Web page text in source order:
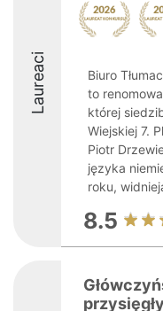
Laureaci
Biuro
to
której
Wiejskiej 7.
Piotr
języka
roku,
8.5